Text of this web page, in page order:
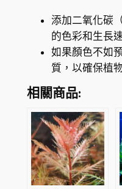
添加二氧化碳
的色彩和生長
如果顏色不如
質，以確保植
相關商品: